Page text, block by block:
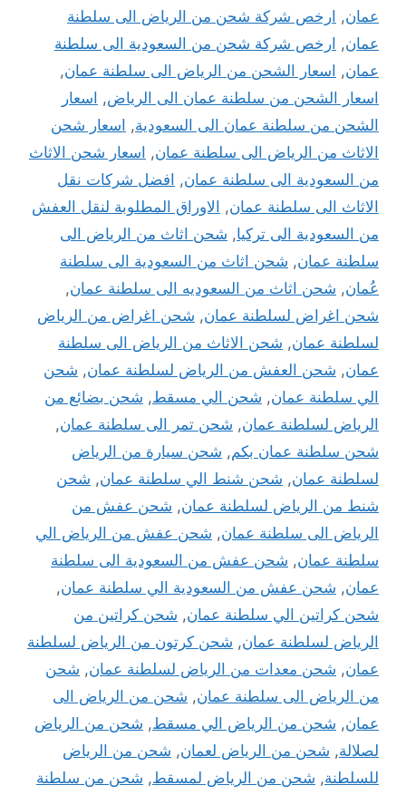
عمان, ارخص شركة شحن من الرياض الى سلطنة
عمان, ارخص شركة شحن من السعودية الى سلطنة
عمان, اسعار الشحن من الرياض الى سلطنة عمان,
اسعار الشحن من سلطنة عمان الى الرياض, اسعار
الشحن من سلطنة عمان الى السعودية, اسعار شحن
الاثاث من الرياض الى سلطنة عمان, اسعار شحن الاثاث
من السعودية الى سلطنة عمان, افضل شركات نقل
الاثاث الى سلطنة عمان,
الاوراق المطلوبة لنقل العفش
من السعودية الى تركيا, شحن اثاث من الرياض الى
سلطنة عمان, شحن اثاث من السعودية الى سلطنة
عُمان, شحن اثاث من السعوديه الى سلطنة عمان,
شحن اغراض لسلطنة عمان, شحن اغراض من الرياض
لسلطنة عمان, شحن الاثاث من الرياض الى سلطنة
عمان, شحن العفش من الرياض لسلطنة عمان, شحن
الي سلطنة عمان, شحن الي مسقط, شحن بضائع من
الرياض لسلطنة عمان, شحن تمر الى سلطنة عمان,
شحن سلطنة عمان بكم, شحن سيارة من الرياض
لسلطنة عمان, شحن شنط الي سلطنة عمان, شحن
شنط من الرياض لسلطنة عمان, شحن عفش من
الرياض الى سلطنة عمان, شحن عفش من الرياض الي
سلطنة عمان, شحن عفش من السعودية الى سلطنة
عمان, شحن عفش من السعودية الي سلطنة عمان,
شحن كراتين الي سلطنة عمان, شحن كراتين من
الرياض لسلطنة عمان, شحن كرتون من الرياض لسلطنة
عمان, شحن معدات من الرياض لسلطنة عمان, شحن
من الرياض الى سلطنة عمان, شحن من الرياض الى
عمان, شحن من الرياض الي مسقط, شحن من الرياض
لصلالة, شحن من الرياض لعمان, شحن من الرياض
للسلطنة, شحن من الرياض لمسقط, شحن من سلطنة